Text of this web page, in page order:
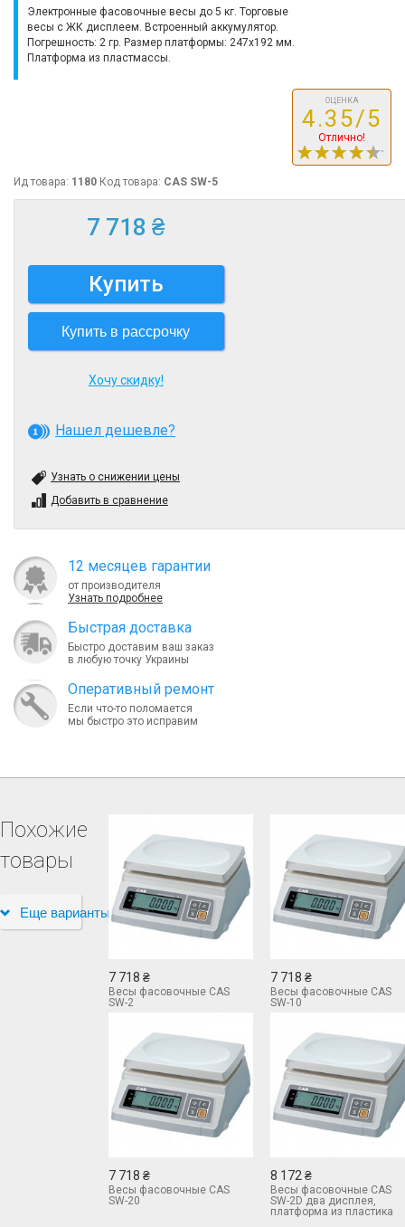
Электронные фасовочные весы до 5 кг. Торговые
весы с ЖК дисплеем. Встроенный аккумулятор.
Погрешность: 2 гр. Размер платформы: 247х192 мм.
Платформа из пластмассы.
ОЦЕНКА
4.35/5
Отлично!
Ид товара: 1180 Код товара: CAS SW-5
7 718 ₴
Купить
Купить в рассрочку
Хочу скидку!
Нашел дешевле?
Узнать о снижении цены
Добавить в сравнение
12 месяцев гарантии
от производителя
Узнать подробнее
Быcтрая доставка
Быстро доставим ваш заказ
в любую точку Украины
Оперативный ремонт
Если что-то поломается
мы быстро это исправим
Похожие
товары
Еще варианты
7 718 ₴
Весы фасовочные CAS
SW-2
7 718 ₴
Весы фасовочные CAS
SW-10
7 718 ₴
Весы фасовочные CAS
SW-20
8 172 ₴
Весы фасовочные CAS
SW-2D два дисплея,
платформа из пластика